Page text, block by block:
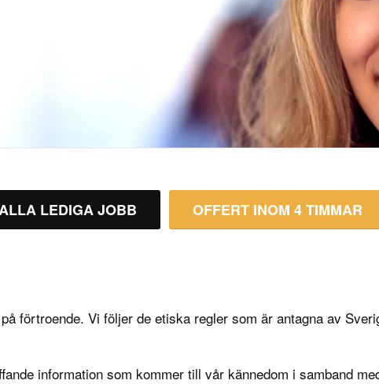
LEDIGA JOBB OFFERT INOM 4 TIMMAR
förtroende. Vi följer de etiska regler som är antagna av
information som kommer till vår kännedom i samband